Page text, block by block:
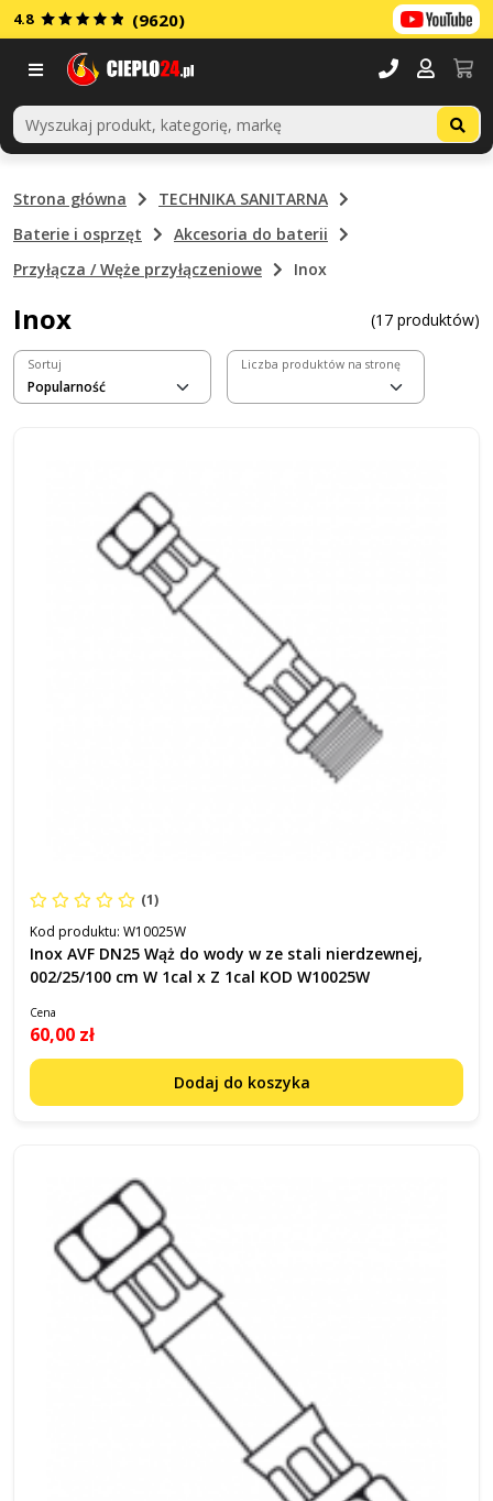
4.8 (9620)
Strona główna
TECHNIKA SANITARNA
Baterie i osprzęt
Akcesoria do baterii
Przyłącza / Węże przyłączeniowe
Inox
Inox (17 produktów)
Sortuj Liczba produktów na stronę
(1)
Kod produktu: W10025W
Inox AVF DN25 Wąż do wody w ze stali nierdzewnej,
002/25/100 cm W 1cal x Z 1cal KOD W10025W
Cena
60,00 zł
Dodaj do koszyka